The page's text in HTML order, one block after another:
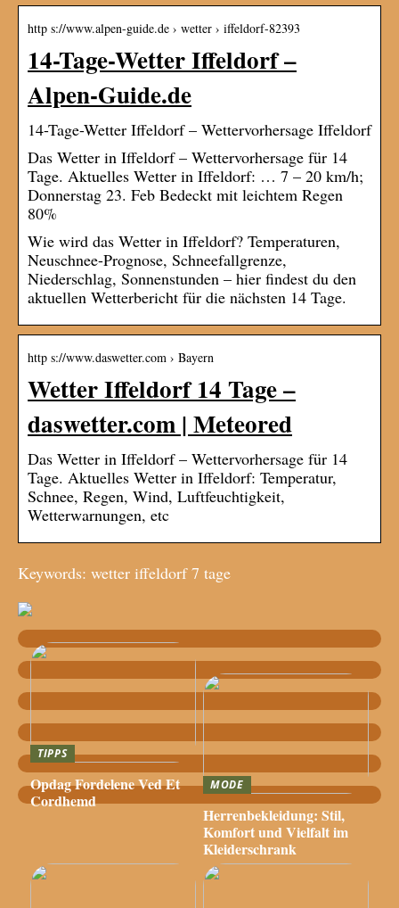
http s://www.alpen-guide.de › wetter › iffeldorf-82393
14-Tage-Wetter Iffeldorf –
Alpen-Guide.de
14-Tage-Wetter Iffeldorf – Wettervorhersage Iffeldorf
Das Wetter in Iffeldorf – Wettervorhersage für 14
Tage. Aktuelles Wetter in Iffeldorf: … 7 – 20 km/h;
Donnerstag 23. Feb Bedeckt mit leichtem Regen
80%
Wie wird das Wetter in Iffeldorf? Temperaturen,
Neuschnee-Prognose, Schneefallgrenze,
Niederschlag, Sonnenstunden – hier findest du den
aktuellen Wetterbericht für die nächsten 14 Tage.
http s://www.daswetter.com › Bayern
Wetter Iffeldorf 14 Tage –
daswetter.com | Meteored
Das Wetter in Iffeldorf – Wettervorhersage für 14
Tage. Aktuelles Wetter in Iffeldorf: Temperatur,
Schnee, Regen, Wind, Luftfeuchtigkeit,
Wetterwarnungen, etc
Keywords: wetter iffeldorf 7 tage
TIPPS
Opdag Fordelene Ved Et
Cordhemd
MODE
Herrenbekleidung: Stil,
Komfort und Vielfalt im
Kleiderschrank